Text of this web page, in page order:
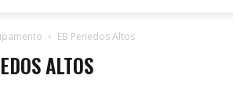
EB Penedos Altos
ALTOS